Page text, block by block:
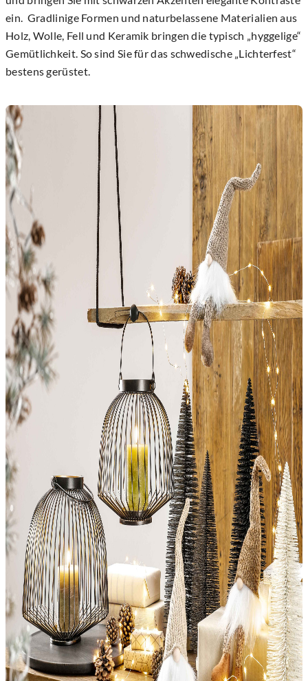
ein. Gradlinige Formen und naturbelassene Materialien aus
Holz, Wolle, Fell und Keramik bringen die typisch „hyggelige“
Gemütlichkeit. So sind Sie für das schwedische „Lichterfest“
bestens gerüstet.